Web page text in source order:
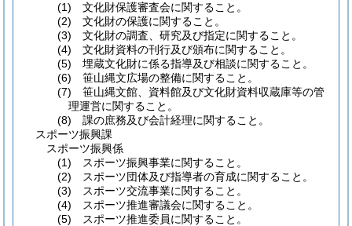
(1) 文化財保護審査会に関すること。
(2) 文化財の保護に関すること。
(3) 文化財の調査、研究及び指定に関すること。
(4) 文化財資料の刊行及び頒布に関すること。
(5) 埋蔵文化財に係る指導及び相談に関すること。
(6) 笹山縄文広場の整備に関すること。
(7) 笹山縄文館、資料館及び文化財資料収蔵庫等の管
理運営に関すること。
(8) 課の庶務及び会計経理に関すること。
スポーツ振興課
スポーツ振興係
(1) スポーツ振興事業に関すること。
(2) スポーツ団体及び指導者の育成に関すること。
(3) スポーツ交流事業に関すること。
(4) スポーツ推進審議会に関すること。
(5) スポーツ推進委員に関すること。